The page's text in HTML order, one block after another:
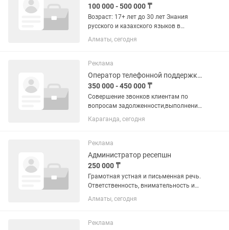
100 000 - 500 000 ₸
Возраст: 17+ лет до 30 лет Знания
русского и казахского языков в
совершенстве! Английский язык
уровень B1 + Требования:
людьми; Креативное...
Алматы, сегодня
Реклама
Оператор телефонной поддержки клиентов
350 000 - 450 000 ₸
Совершение звонков клиентам по
вопросам задолженности,выполнение
установленного плана
возврата.Возраст от 20-до 40лет,не
Казахский язык обязательно График
5/2 суббота и...
Караганда, сегодня
Реклама
Администратор ресепшн
250 000 ₸
Грамотная устная и письменная речь.
Ответственность, внимательность и
доброжелательность. Уверенное
владение ПК. Умение работать в
Стрессоустойчивость и...
Алматы, сегодня
Реклама